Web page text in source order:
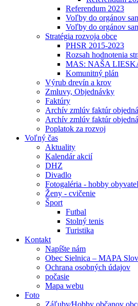
Referendum 2023
Voľby do orgánov
Voľby do orgánov
Stratégia rozvoja obce
PHSR 2015-2023
Rozsah hodnotenia
MAS: NAŠA
Komunitný plán
Výrub drevín a krov
Zmluvy, Objednávky
Faktúry
Archív zmlúv faktúr
Archív zmlúv faktúr
Poplatok za rozvoj
Voľný čas
Aktuality
Kalendár akcií
DHZ
Divadlo
Fotogaléria - hobby
Ženy - cvičenie
Šport
Futbal
Stolný tenis
Turistika
Kontakt
Napíšte nám
Obec Sielnica – MAPA
Ochrana osobných údajov
počasie
Mapa webu
Foto
Záľuby⁄Hobby občanov